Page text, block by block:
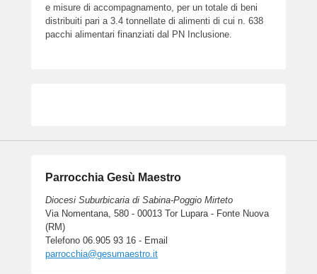
e misure di accompagnamento, per un totale di beni
distribuiti pari a 3.4 tonnellate di alimenti di cui n. 638
pacchi alimentari finanziati dal PN Inclusione.
Parrocchia Gesù Maestro
Diocesi Suburbicaria di Sabina-Poggio Mirteto
Via Nomentana, 580 - 00013 Tor Lupara - Fonte Nuova
(RM)
Telefono 06.905 93 16 - Email
parrocchia@gesumaestro.it